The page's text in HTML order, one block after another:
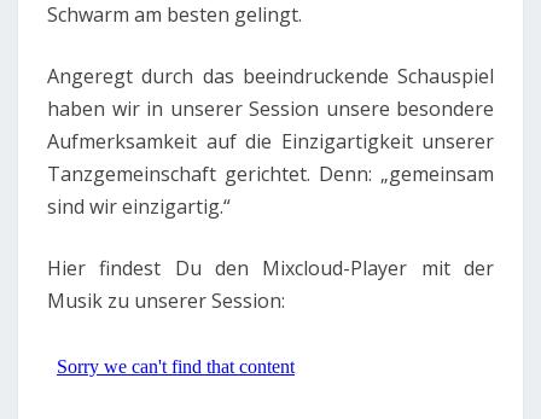
Schwarm am besten gelingt.
Angeregt durch das beeindruckende Schauspiel
haben wir in unserer Session unsere besondere
Aufmerksamkeit auf die Einzigartigkeit unserer
Tanzgemeinschaft gerichtet. Denn: „gemeinsam
sind wir einzigartig.“
Hier findest Du den Mixcloud-Player mit der
Musik zu unserer Session: